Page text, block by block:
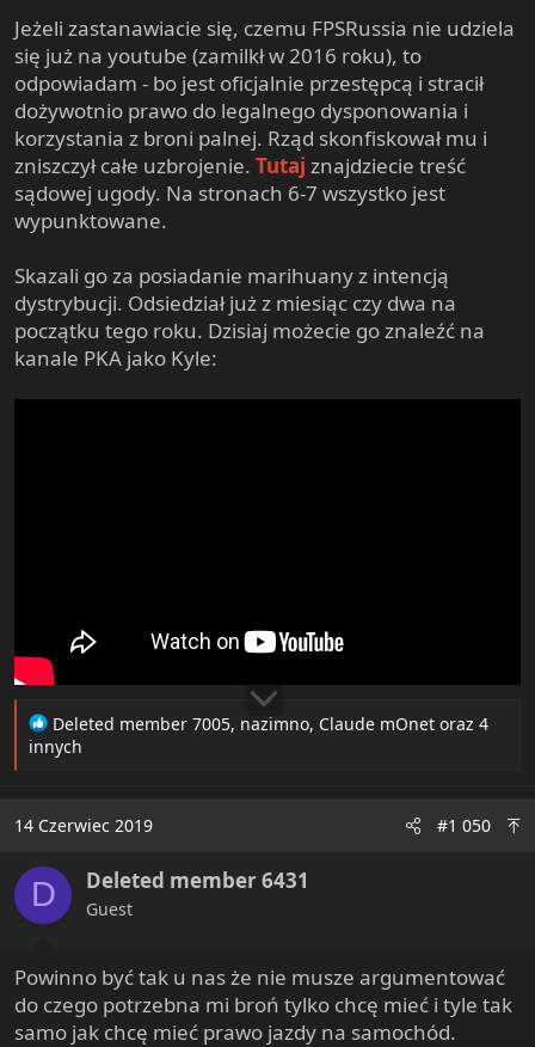
Jeżeli zastanawiacie się, czemu FPSRussia nie udziela
się już na youtube (zamilkł w 2016 roku), to
odpowiadam - bo jest oficjalnie przestępcą i stracił
dożywotnio prawo do legalnego dysponowania i
korzystania z broni palnej. Rząd skonfiskował mu i
zniszczył całe uzbrojenie. Tutaj znajdziecie treść
sądowej ugody. Na stronach 6-7 wszystko jest
wypunktowane.
Skazali go za posiadanie marihuany z intencją
dystrybucji. Odsiedział już z miesiąc czy dwa na
początku tego roku. Dzisiaj możecie go znaleźć na
kanale PKA jako Kyle:
R
e
i
n
s
:
Deleted member 7005, nazimno, Claude mOnet oraz 4
innych
14 Czerwiec 2019 #1 050
D Deleted member 6431
Guest
Powinno być tak u nas że nie musze argumentować
do czego potrzebna mi broń tylko chcę mieć i tyle tak
samo jak chcę mieć prawo jazdy na samochód.